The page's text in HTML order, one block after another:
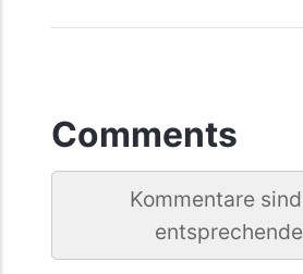
Comments
Kommentare